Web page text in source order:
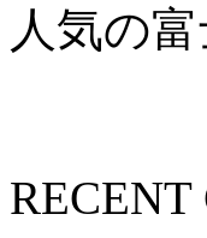
人気の